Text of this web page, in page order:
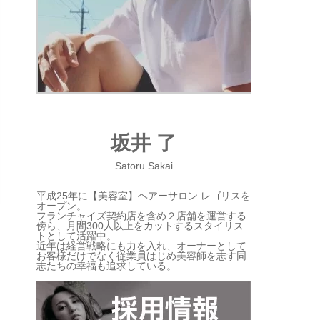
坂井 了
Satoru Sakai
平成25年に【美容室】ヘアーサロン レゴリスを
オープン。
フランチャイズ契約店を含め２店舗を運営する
傍ら、月間300人以上をカットするスタイリス
トとして活躍中。
近年は経営戦略にも力を入れ、オーナーとして
お客様だけでなく従業員はじめ美容師を志す同
志たちの幸福も追求している。